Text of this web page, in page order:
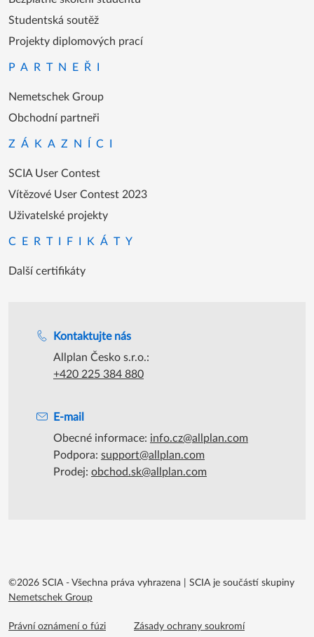
Kontaktujte nás
Allplan Česko s.r.o.:
+420 225 384 880
E-mail
Obecné informace: info.cz@allplan.com
Podpora: support@allplan.com
Prodej: obchod.sk@allplan.com
Studentská soutěž
Projekty diplomových prací
PARTNEŘI
Nemetschek Group
Obchodní partneři
ZÁKAZNÍCI
SCIA User Contest
Vítězové User Contest 2023
Uživatelské projekty
CERTIFIKÁTY
Další certifikáty
©2026 SCIA - Všechna práva vyhrazena
SCIA je součástí skupiny
Nemetschek Group
Footer menu extra
Právní oznámení o fúzi Zásady ochrany soukromí